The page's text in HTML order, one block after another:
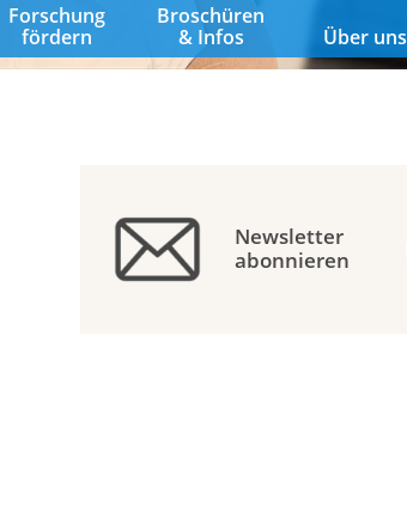
Forschung
fördern
Broschüren
& Infos
Über uns
Newsletter
abonnieren